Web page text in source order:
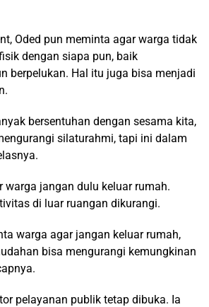
Oded pun meminta agar warga tidak
dengan siapa pun, baik
berpelukan. Hal itu juga bisa menjadi
bersentuhan dengan sesama kita,
silaturahmi, tapi ini dalam
warga jangan dulu keluar rumah.
di luar ruangan dikurangi.
warga agar jangan keluar rumah,
bisa mengurangi kemungkinan
pelayanan publik tetap dibuka. Ia